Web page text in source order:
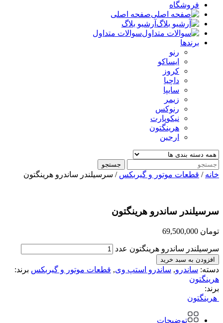
فروشگاه
صفحه اصلی
آرشیو بلاگ
سوالات متداول
برندها
رنو
ایساکو
کروز
داچیا
سایپا
زیمر
رنوکس
نیکوپارت
هرینگتون
ارجین
جستجو
خانه / قطعات موتور و گیربکس / سرسیلندر ساندرو هرینگتون
سرسیلندر ساندرو هرینگتون
تومان
سرسیلندر ساندرو هرینگتون عدد
افزودن به سبد خرید
دسته: ساندرو, ساندرو استپ وی, قطعات موتور و گیربکس برند:
هرینگتون
برند:
هرینگتون
توضیحات